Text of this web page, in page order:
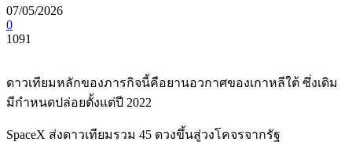
07/05/2026
0
1091
ดาวเทียมหลักของภารกิจนี้คือยานอวกาศของเกาหลีใต้ ซึ่งเดิม
มีกำหนดปล่อยตั้งแต่ปี 2022
SpaceX ส่งดาวเทียมรวม 45 ดวงขึ้นสู่วงโคจรจากรัฐ